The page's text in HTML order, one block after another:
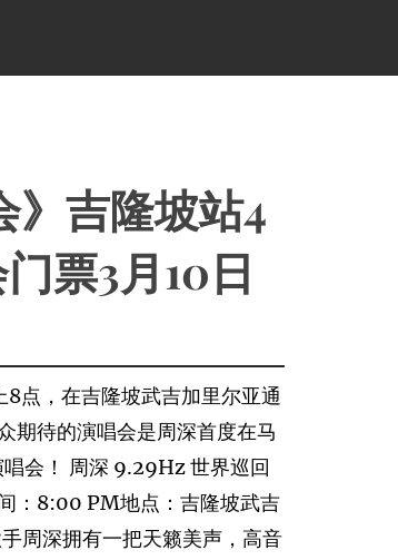
》吉隆坡站4
票3月10日
点，在吉隆坡武吉加里尔亚通
期待的演唱会是周深首度在马
会！ 周深 9.29Hz 世界巡回
：8:00 PM地点：吉隆坡武吉
周深拥有一把天籁美声，高音